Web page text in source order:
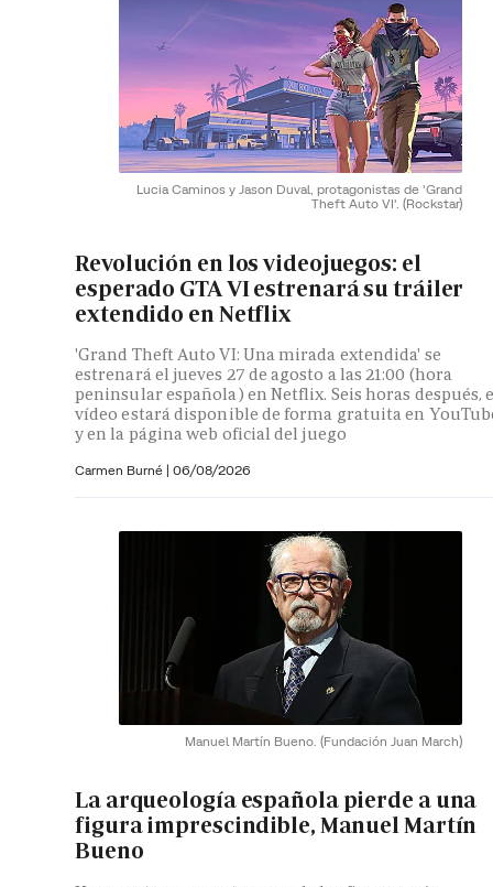
Lucia Caminos y Jason Duval, protagonistas de 'Grand
Theft Auto VI'. (Rockstar)
Revolución en los videojuegos: el
esperado GTA VI estrenará su tráiler
extendido en Netflix
'Grand Theft Auto VI: Una mirada extendida' se
estrenará el jueves 27 de agosto a las 21:00 (hora
peninsular española) en Netflix. Seis horas después,
vídeo estará disponible de forma gratuita en
y en la página web oficial del juego
Carmen Burné | 06/08/2026
Manuel Martín Bueno. (Fundación Juan March)
La arqueología española pierde a una
figura imprescindible, Manuel Martín
Bueno